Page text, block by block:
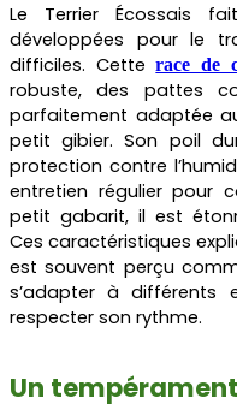
Le Terrier Écossais
développées pour le
difficiles. Cette race de
robuste, des pattes
parfaitement adaptée
petit gibier. Son poil
protection contre
entretien régulier pour
petit gabarit, il est
Ces caractéristiques
est souvent perçu
s’adapter à différents
respecter son rythme.
Un